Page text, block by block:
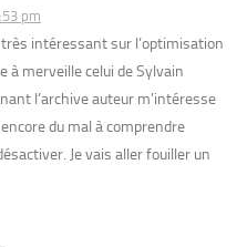
pm
intéressant sur l’optimisation
à merveille celui de Sylvain
l’archive auteur m’intéresse
du mal à comprendre
Je vais aller fouiller un